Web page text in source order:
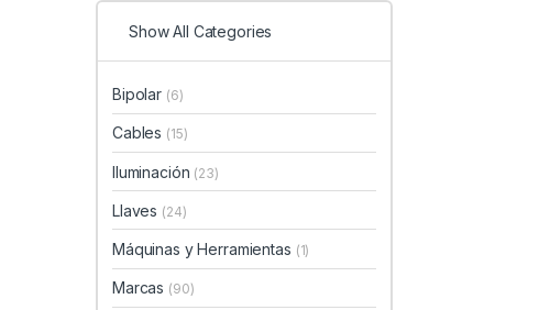
Show All Categories
Bipolar (6)
Cables (15)
Iluminación (23)
Llaves (24)
Máquinas y Herramientas (1)
Marcas (90)